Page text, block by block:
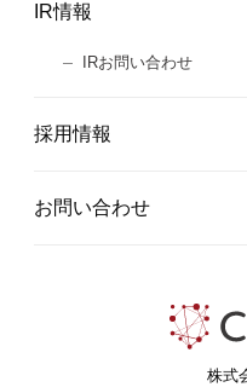
株式
IR情報
IRお問い合わせ
採用情報
お問い合わせ